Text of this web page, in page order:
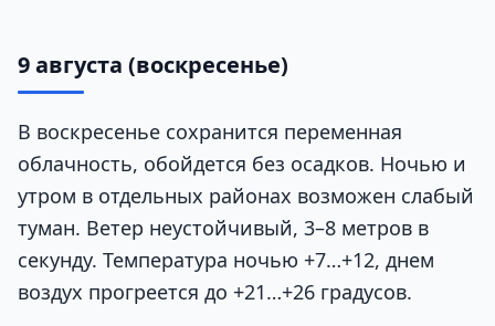
9 августа (воскресенье)
В воскресенье сохранится переменная
облачность, обойдется без осадков. Ночью и
утром в отдельных районах возможен слабый
туман. Ветер неустойчивый, 3–8 метров в
секунду. Температура ночью +7…+12, днем
воздух прогреется до +21…+26 градусов.